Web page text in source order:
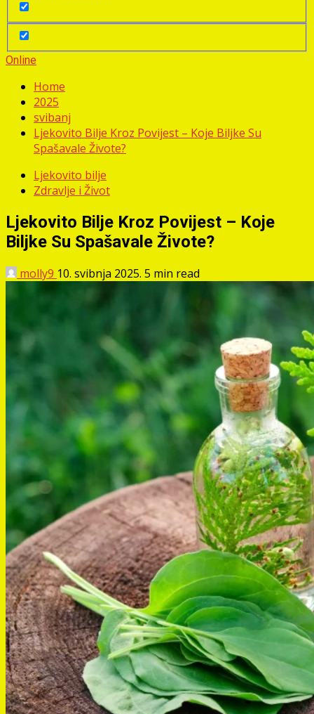
Online
Home
2025
svibanj
Ljekovito Bilje Kroz Povijest – Koje Biljke Su
Spašavale Živote?
Ljekovito bilje
Zdravlje i Život
Ljekovito Bilje Kroz Povijest – Koje
Biljke Su Spašavale Živote?
molly9 10. svibnja 2025. 5 min read